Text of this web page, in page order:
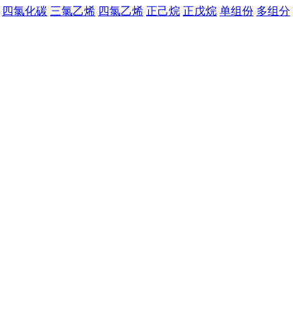
四氯化碳 三氯乙烯 四氯乙烯 正己烷 正戊烷 单组份 多组分